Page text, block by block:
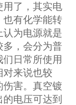
用了，其实电
也有化学能转
为电源就是
多，会分为普
日常所使用
对来说也较
害。真空镀
电压可达到